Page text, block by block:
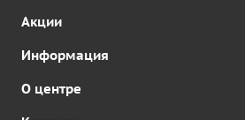
Акции
Информация
О центре